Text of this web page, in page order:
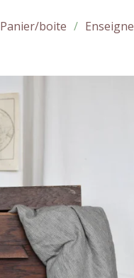
Panier/boite Enseigne